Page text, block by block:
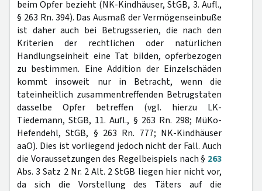
beim Opfer bezieht (NK-Kindhäuser, StGB, 3. Aufl.,
§ 263 Rn. 394). Das Ausmaß der Vermögenseinbuße
ist daher auch bei Betrugsserien, die nach den
Kriterien der rechtlichen oder natürlichen
Handlungseinheit eine Tat bilden, opferbezogen
zu bestimmen. Eine Addition der Einzelschäden
kommt insoweit nur in Betracht, wenn die
tateinheitlich zusammentreffenden Betrugstaten
dasselbe Opfer betreffen (vgl. hierzu LK-
Tiedemann, StGB, 11. Aufl., § 263 Rn. 298; MüKo-
Hefendehl, StGB, § 263 Rn. 777; NK-Kindhäuser
aaO). Dies ist vorliegend jedoch nicht der Fall. Auch
die Voraussetzungen des Regelbeispiels nach § 263
Abs. 3 Satz 2 Nr. 2 Alt. 2 StGB liegen hier nicht vor,
da sich die Vorstellung des Täters auf die